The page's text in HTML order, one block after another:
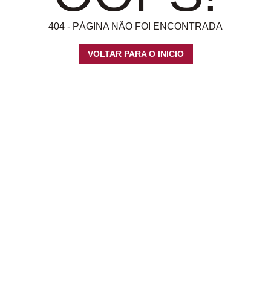
404 - PÁGINA NÃO FOI ENCONTRADA
VOLTAR PARA O INICIO